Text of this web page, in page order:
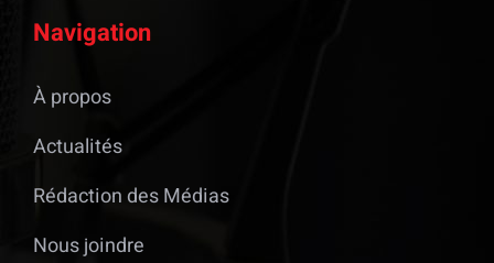
Navigation
À propos
Actualités
Rédaction des Médias
Nous joindre